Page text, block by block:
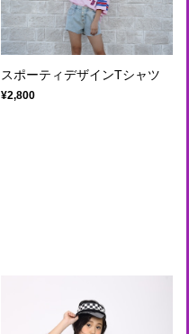
スポーティデザインTシャツ
¥2,800